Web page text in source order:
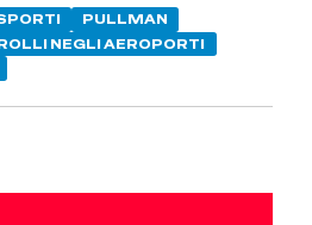
PULLMAN
NEGLI AEROPORTI